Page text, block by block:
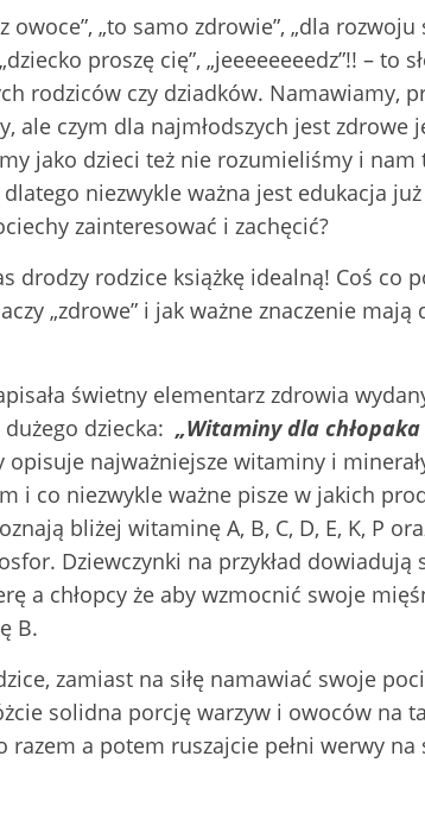
owoce”, „to samo zdrowie”, „dla
proszę cię”, „jeeeeeeeedz”!! – to
rodziców czy dziadków. Namawiamy,
ale czym dla najmłodszych jest zdrowe
jako dzieci też nie rozumieliśmy i nam
niezwykle ważna jest edukacja
zainteresować i zachęcić?
drodzy rodzice książkę idealną! Coś co
„zdrowe” i jak ważne znaczenie
świetny elementarz zdrowia
dziecka: „Witaminy dla chłopaka
najważniejsze witaminy i
i co niezwykle ważne pisze w jakich
bliżej witaminę A, B, C, D, E, K, P
Dziewczynki na przykład
a chłopcy że aby wzmocnić swoje
B.
zamiast na siłę namawiać swoje
solidna porcję warzyw i owoców na
razem a potem ruszajcie pełni werwy